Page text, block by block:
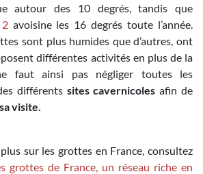
autour des 10 degrés, tandis que
avoisine les 16 degrés toute l’année.
sont plus humides que d’autres, ont
différentes activités en plus de la
faut ainsi pas négliger toutes les
différents sites cavernicoles afin de
visite.
sur les grottes en France, consultez
grottes de France, un réseau riche en